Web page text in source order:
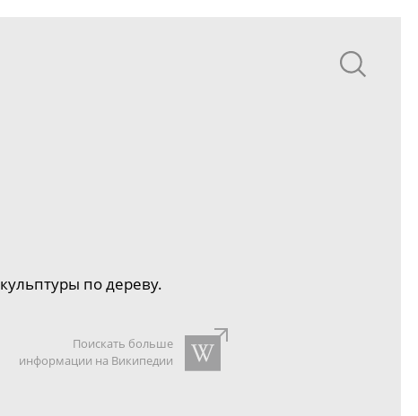
по дереву.
Поискать больше
информации на Википедии